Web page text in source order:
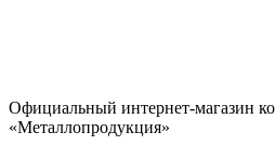
Официальный интернет-магазин
«Металлопродукция»